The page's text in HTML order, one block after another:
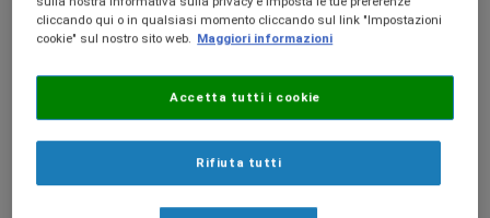
cliccando qui o in qualsiasi momento cliccando sul link "Impostazioni
cookie" sul nostro sito web.
Maggiori informazioni
Rifiuta tutti
Accetta tutti i cookie